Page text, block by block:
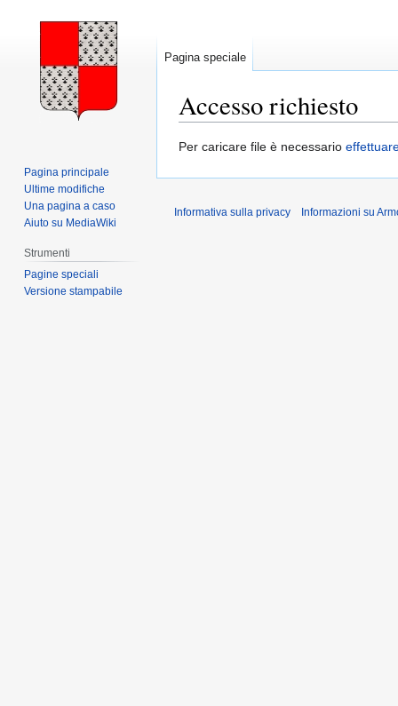
Accesso richiesto
Vai
Vai
Per caricare file è necessario
Pagina speciale
Pagina principale
Ultime modifiche
Una pagina a caso
Aiuto su MediaWiki
Strumenti
Pagine speciali
Versione stampabile
Informativa sulla privacy Informazioni su